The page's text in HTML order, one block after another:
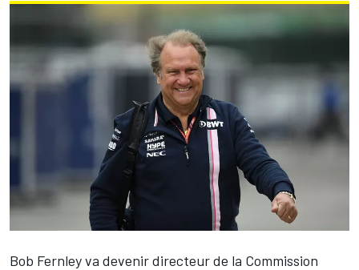
Bob Fernley va devenir directeur de la Commission